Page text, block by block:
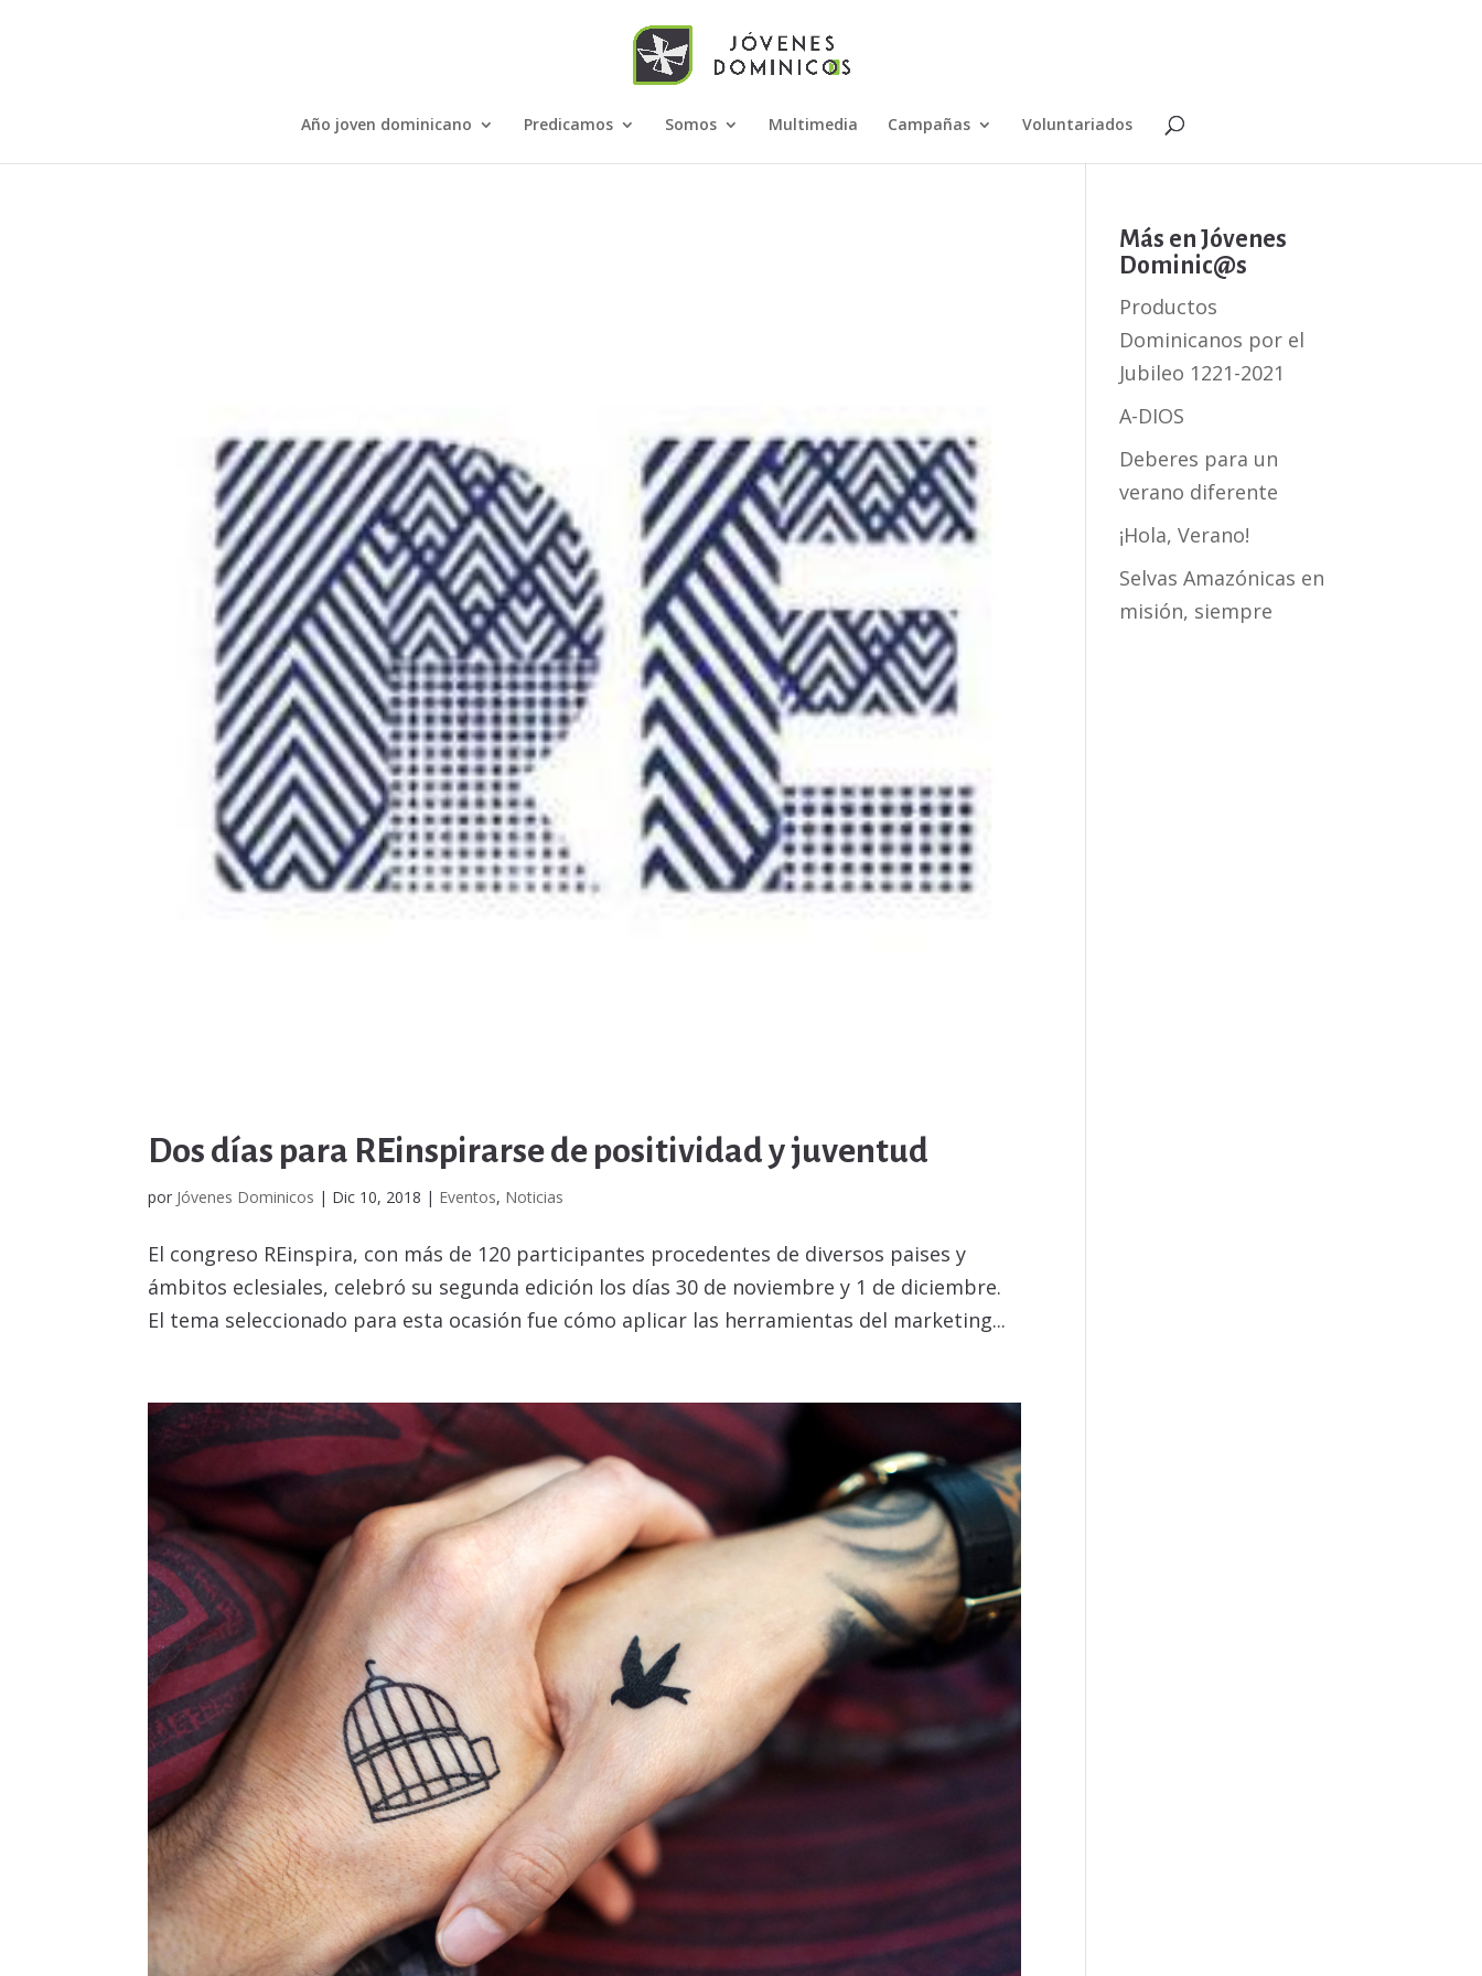
Año joven dominicano Predicamos Somos Multimedia Campañas Voluntariados
Dos días para REinspirarse de positividad y juventud
por Jóvenes Dominicos | Dic 10, 2018 | Eventos, Noticias
El congreso REinspira, con más de 120 participantes procedentes de diversos paises y
ámbitos eclesiales, celebró su segunda edición los días 30 de noviembre y 1 de diciembre.
El tema seleccionado para esta ocasión fue cómo aplicar las herramientas del marketing...
Más en Jóvenes
Dominic@s
Productos
Dominicanos por el
Jubileo 1221-2021
A-DIOS
Deberes para un
verano diferente
¡Hola, Verano!
Selvas Amazónicas en
misión, siempre